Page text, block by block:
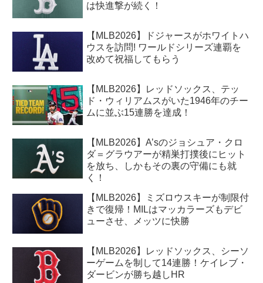
は快進撃が続く！
【MLB2026】ドジャースがホワイトハ
ウスを訪問! ワールドシリーズ連覇を
改めて祝福してもらう
【MLB2026】レッドソックス、テッ
ド・ウィリアムスがいた1946年のチー
ムに並ぶ15連勝を達成！
【MLB2026】A’sのジョシュア・クロ
ダ＝グラウアーが精巣打撲後にヒット
を放ち、しかもその裏の守備にも就
く！
【MLB2026】ミズロウスキーが制限付
きで復帰！MILはマッカラーズもデビ
ューさせ、メッツに快勝
【MLB2026】レッドソックス、シーソ
ーゲームを制して14連勝！ケイレブ・
ダービンが勝ち越しHR